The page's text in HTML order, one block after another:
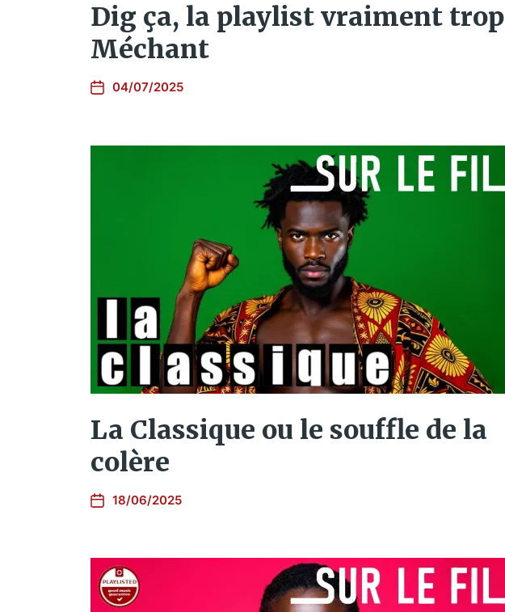
Dig ça, la playlist vraiment trop
Méchant
04/07/2025
La Classique ou le souffle de la
colère
18/06/2025